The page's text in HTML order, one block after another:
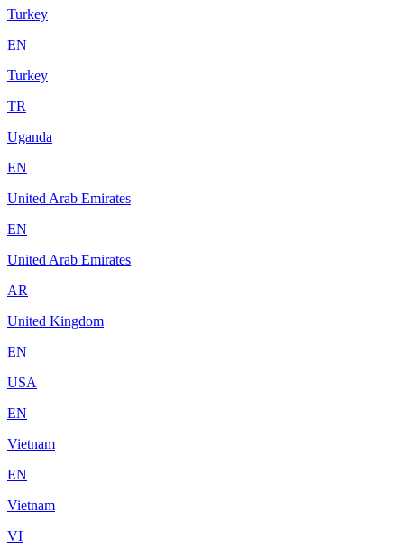
Turkey
EN
Turkey
TR
Uganda
EN
United Arab Emirates
EN
United Arab Emirates
AR
United Kingdom
EN
USA
EN
Vietnam
EN
Vietnam
VI